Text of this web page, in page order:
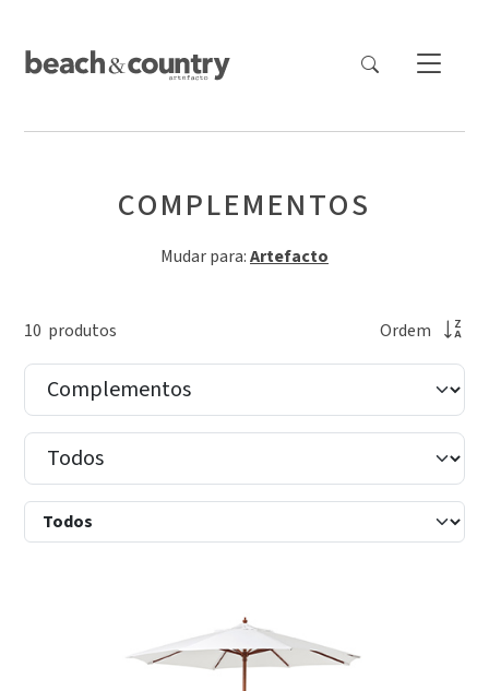
COMPLEMENTOS
Mudar para:Artefacto
10 produtos Ordem